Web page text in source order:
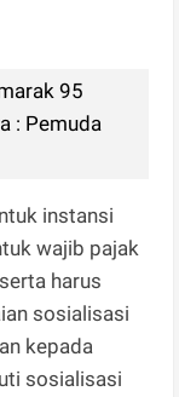
95
: Pemuda
instansi
wajib pajak
harus
sosialisasi
kepada
sosialisasi